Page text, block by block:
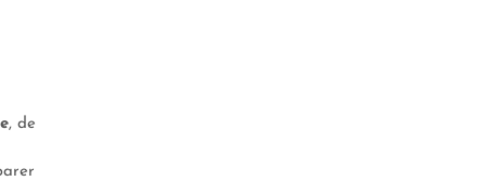
, de